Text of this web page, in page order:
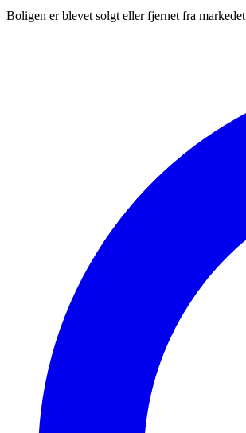
Boligen er blevet solgt eller fjernet fra markedet